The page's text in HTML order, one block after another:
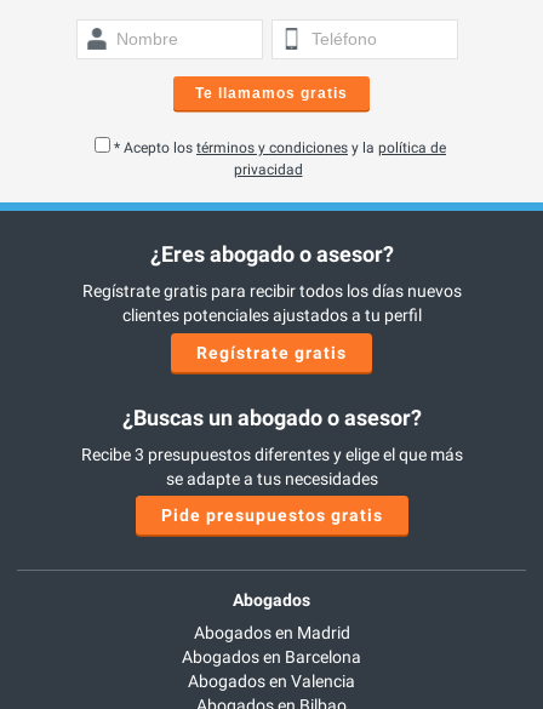
Te llamamos gratis
* Acepto los términos y condiciones y la política de
privacidad
¿Eres abogado o asesor?
Regístrate gratis para recibir todos los días nuevos
clientes potenciales ajustados a tu perfil
Regístrate gratis
¿Buscas un abogado o asesor?
Recibe 3 presupuestos diferentes y elige el que más
se adapte a tus necesidades
Pide presupuestos gratis
Abogados
Abogados en Madrid
Abogados en Barcelona
Abogados en Valencia